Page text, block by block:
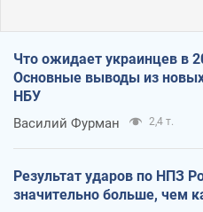
Что ожидает украинцев в
Основные выводы из новых
НБУ
Василий Фурман 2,4 т.
Результат ударов по НПЗ
значительно больше, чем